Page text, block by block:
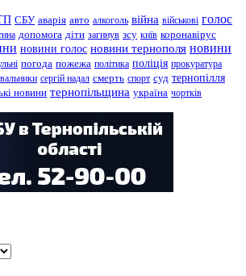
СБУ аварія авто алкоголь війна військові голос
допомога діти загинув зсу київ коронавірус
новини голос новини тернополя новини
погода пожежа політика поліція прокуратура
сергій надал смерть спорт суд тернопілля
новини тернопільщина україна чортків